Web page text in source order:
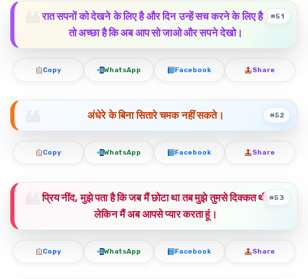
रात सपनों को देखने के लिए है और दिन उन्हें सच करने के लिए है।
तो अच्छा है कि अब आप सो जाओ और सपने देखो।
#51
Copy WhatsApp Facebook Share
अंधेरे के बिना सितारे चमक नहीं सकते। #52
Copy WhatsApp Facebook Share
प्रिय नींद, मुझे पता है कि जब मैं छोटा था तब मुझे तुमसे दिक्कत थी,
लेकिन मैं अब आपसे प्यार करता हूं।
#53
Copy WhatsApp Facebook Share